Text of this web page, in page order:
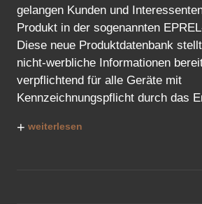
gelangen Kunden und
Produkt in der sogenannten
Diese neue Produktdatenbank
nicht-werbliche Informationen
verpflichtend für alle Geräte mit
Kennzeichnungspflicht durch das
+ weiterlesen